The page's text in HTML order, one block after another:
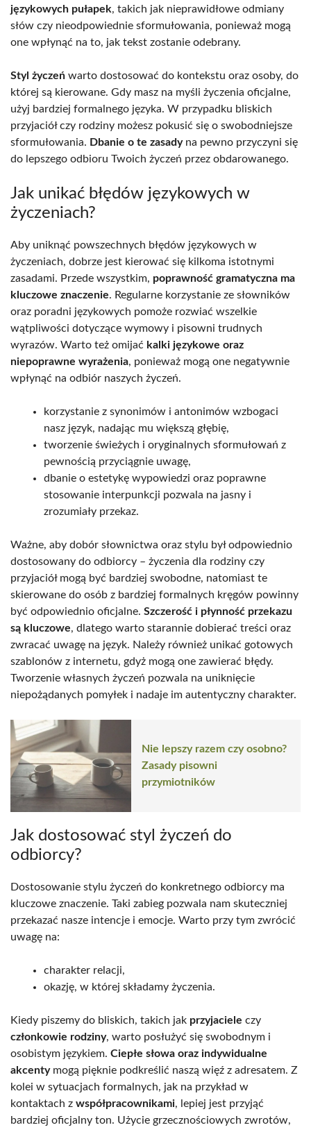
językowych pułapek, takich jak nieprawidłowe odmiany
słów czy nieodpowiednie sformułowania, ponieważ mogą
one wpłynąć na to, jak tekst zostanie odebrany.
Styl życzeń warto dostosować do kontekstu oraz osoby, do
której są kierowane. Gdy masz na myśli życzenia oficjalne,
użyj bardziej formalnego języka. W przypadku bliskich
przyjaciół czy rodziny możesz pokusić się o swobodniejsze
sformułowania. Dbanie o te zasadyna pewno przyczyni się
do lepszego odbioru Twoich życzeń przez obdarowanego.
Jak unikać błędów językowych w
życzeniach?
Aby uniknąć powszechnych błędów językowych w
życzeniach, dobrze jest kierować się kilkoma istotnymi
zasadami. Przede wszystkim, poprawność gramatyczna ma
kluczowe znaczenie. Regularne korzystanie ze słowników
oraz poradni językowych pomoże rozwiać wszelkie
wątpliwości dotyczące wymowy i pisowni trudnych
wyrazów. Warto też omijać kalki językowe oraz
niepoprawne wyrażenia, ponieważ mogą one negatywnie
wpłynąć na odbiór naszych życzeń.
korzystanie z synonimów i antonimów wzbogaci
nasz język, nadając mu większą głębię,
tworzenie świeżych i oryginalnych sformułowań z
pewnością przyciągnie uwagę,
dbanie o estetykę wypowiedzi oraz poprawne
stosowanie interpunkcji pozwala na jasny i
zrozumiały przekaz.
Ważne, aby dobór słownictwa oraz stylu był odpowiednio
dostosowany do odbiorcy – życzenia dla rodziny czy
przyjaciół mogą być bardziej swobodne, natomiast te
skierowane do osób z bardziej formalnych kręgów powinny
być odpowiednio oficjalne. Szczerość i płynność przekazu
są kluczowe, dlatego warto starannie dobierać treści oraz
zwracać uwagę na język. Należy również unikać gotowych
szablonów z internetu, gdyż mogą one zawierać błędy.
Tworzenie własnych życzeń pozwala na uniknięcie
niepożądanych pomyłek i nadaje im autentyczny charakter.
Nie lepszy razem czy osobno?
Zasady pisowni
przymiotników
Jak dostosować styl życzeń do
odbiorcy?
Dostosowanie stylu życzeń do konkretnego odbiorcy ma
kluczowe znaczenie. Taki zabieg pozwala nam skuteczniej
przekazać nasze intencje i emocje. Warto przy tym zwrócić
uwagę na:
charakter relacji,
okazję, w której składamy życzenia.
Kiedy piszemy do bliskich, takich jak przyjaciele czy
członkowie rodziny, warto posłużyć się swobodnym i
osobistym językiem. Ciepłe słowa oraz indywidualne
akcentymogą pięknie podkreślić naszą więź z adresatem. Z
kolei w sytuacjach formalnych, jak na przykład w
kontaktach z współpracownikami, lepiej jest przyjąć
bardziej oficjalny ton. Użycie grzecznościowych zwrotów,